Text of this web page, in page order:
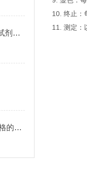
蛙病毒探针法荧光定量 PCR 试剂盒定量定性检测
如何解决ELISA试剂盒操作严格的问题
10. 终止：
11. 测定：